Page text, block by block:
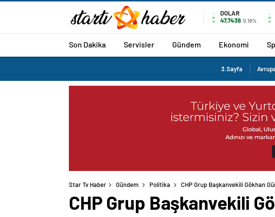
DOLAR
47,7436 0.18%
Son Dakika Servisler Gündem Ekonomi
3.Sayfa
Star Tv Haber Gündem Politika CHP Grup Başkanvekili Gökhan
CHP Grup Başkanvekili